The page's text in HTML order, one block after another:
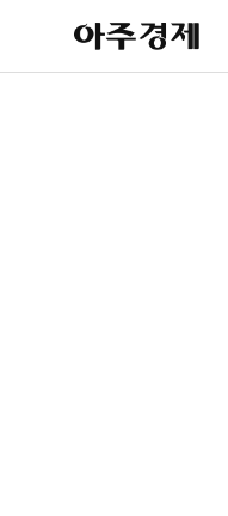
아
주
제